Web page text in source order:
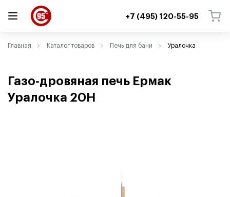
+7 (495) 120-55-95
Главная Каталог товаров Печь для бани Уралочка
Газо-дровяная печь Ермак
Уралочка 20Н
ВЕРНУТЬСЯ
ВЕРНУТЬСЯ